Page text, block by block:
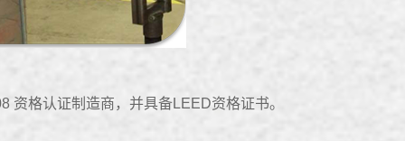
格认证制造商，并具备LEED资格证书。